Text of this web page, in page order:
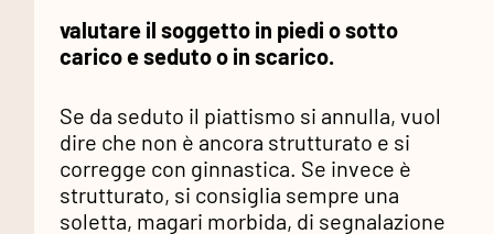
valutare il soggetto in piedi o sotto
carico e seduto o in scarico.
Se da seduto il piattismo si annulla, vuol
dire che non è ancora strutturato e si
corregge con ginnastica. Se invece è
strutturato, si consiglia sempre una
soletta, magari morbida, di segnalazione